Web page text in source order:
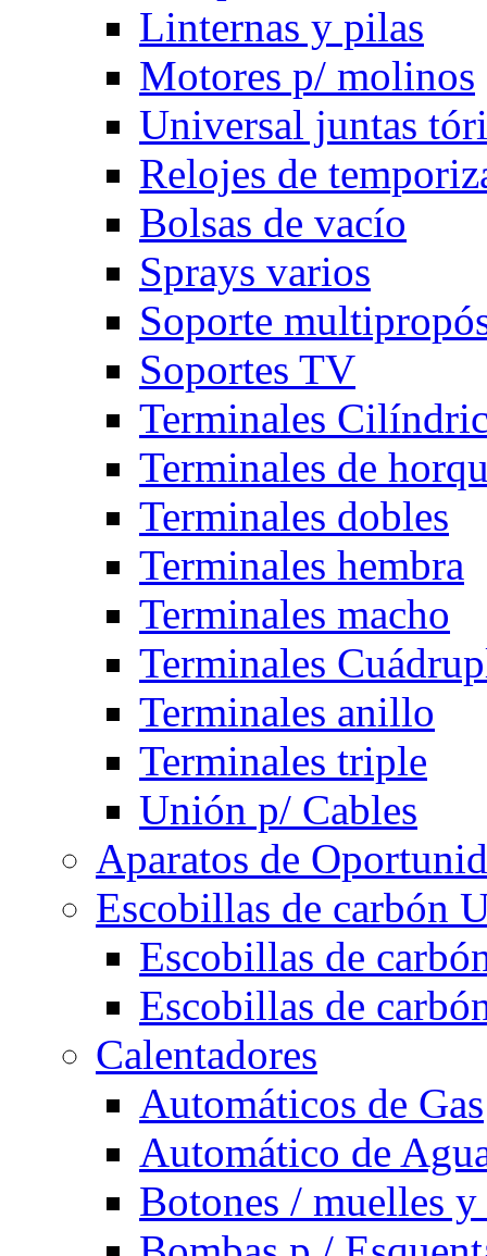
Linternas y pilas
Motores p/ molinos
Universal juntas
Relojes de
Bolsas de vacío
Sprays varios
Soporte
Soportes TV
Terminales
Terminales de
Terminales dobles
Terminales hembra
Terminales macho
Terminales
Terminales anillo
Terminales triple
Unión p/ Cables
Aparatos de
Escobillas de carbón
Escobillas de
Escobillas de
Calentadores
Automáticos de Gas
Automático de
Botones / muelles